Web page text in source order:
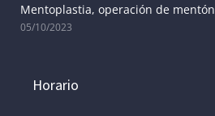
Mentoplastia, operación de mentón
05/10/2023
Horario